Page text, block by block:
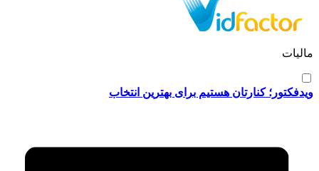
مالیات
ویدفکتور؛ کنارتان هستیم برای بهترین انتخاب